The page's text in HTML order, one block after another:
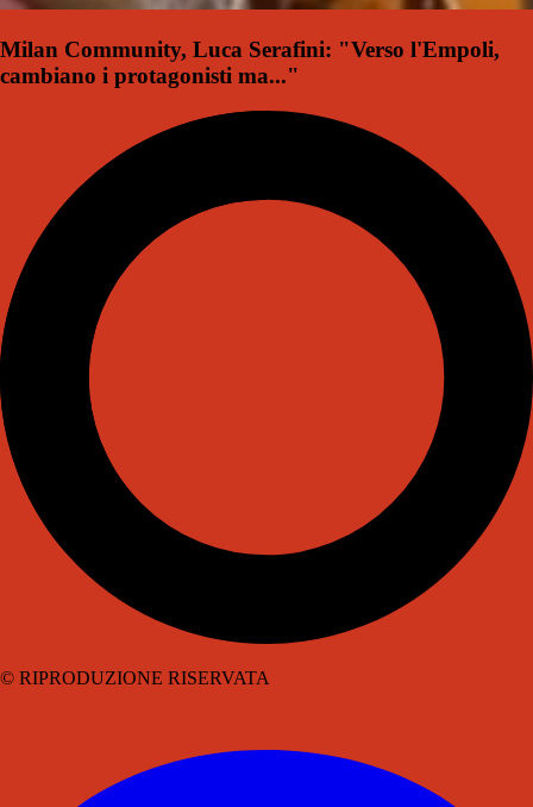
Milan Community, Luca Serafini: "Verso l'Empoli,
cambiano i protagonisti ma..."
© RIPRODUZIONE RISERVATA